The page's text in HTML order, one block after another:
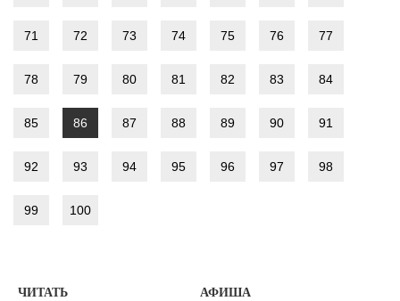
71 72 73 74 75 76 77
78 79 80 81 82 83 84
85 86 87 88 89 90 91
92 93 94 95 96 97 98
99 100
ЧИТАТЬ АФИША